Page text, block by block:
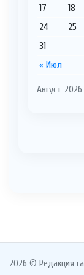
Август 2026
« Июл
17
18
24
25
31
2026 © Редакция